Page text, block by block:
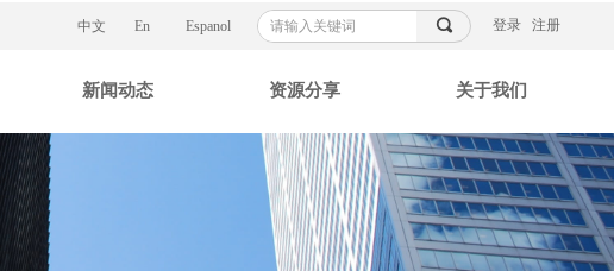
新闻动态 资源分享 关于我们
登录 注册
끠
中文 En Espanol